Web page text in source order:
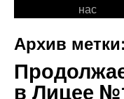
нас
Архив
в Лицее